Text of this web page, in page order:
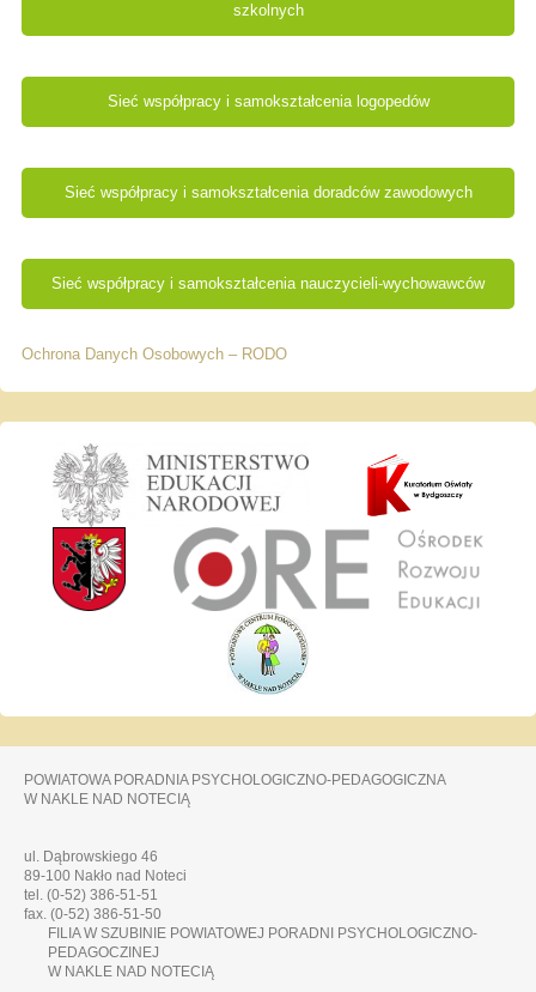
szkolnych
Sieć współpracy i samokształcenia logopedów
Sieć współpracy i samokształcenia doradców zawodowych
Sieć współpracy i samokształcenia nauczycieli-wychowawców
Ochrona Danych Osobowych – RODO
POWIATOWA PORADNIA PSYCHOLOGICZNO-PEDAGOGICZNA
W NAKLE NAD NOTECIĄ
ul. Dąbrowskiego 46
89-100 Nakło nad Noteci
tel. (0-52) 386-51-51
fax. (0-52) 386-51-50
FILIA W SZUBINIE POWIATOWEJ PORADNI PSYCHOLOGICZNO-
PEDAGOCZINEJ
W NAKLE NAD NOTECIĄ